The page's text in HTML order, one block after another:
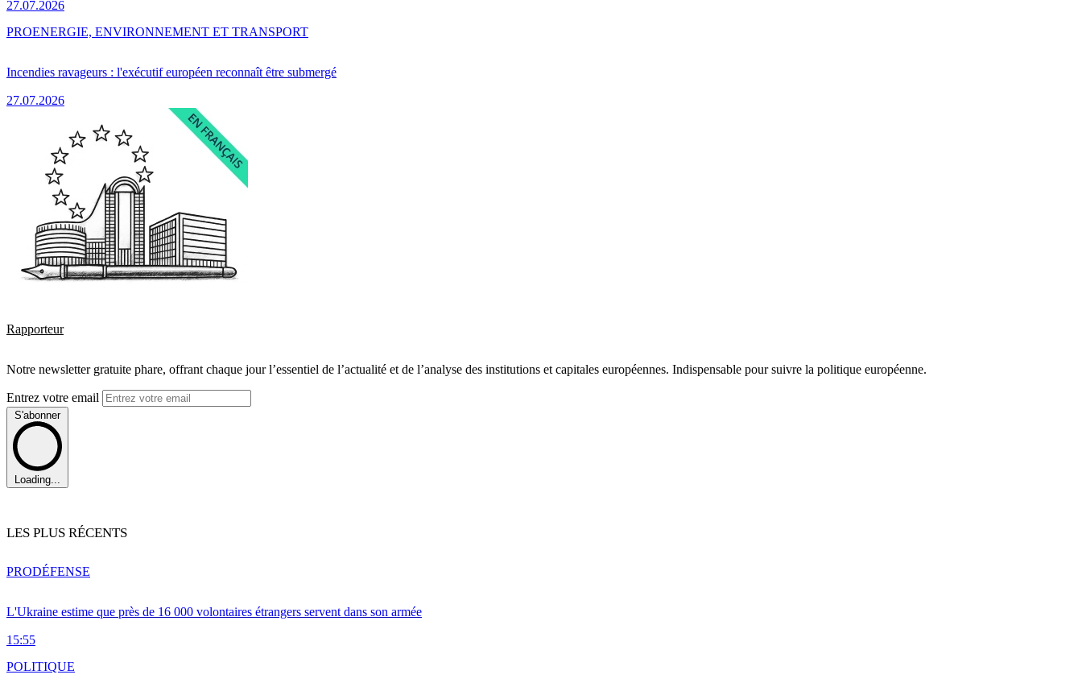
27.07.2026
Incendies ravageurs : l'exécutif européen reconnaît être submergé
27.07.2026
PROENERGIE, ENVIRONNEMENT ET TRANSPORT
Rapporteur
Notre newsletter gratuite phare, offrant chaque jour l’essentiel de l’actualité et de l’analyse des institutions et capitales européennes. Indispensable pour suivre la politique européenne.
Entrez votre email
S'abonner
Loading...
LES PLUS RÉCENTS
L'Ukraine estime que près de 16 000 volontaires étrangers servent dans son armée
15:55
PRODÉFENSE
POLITIQUE